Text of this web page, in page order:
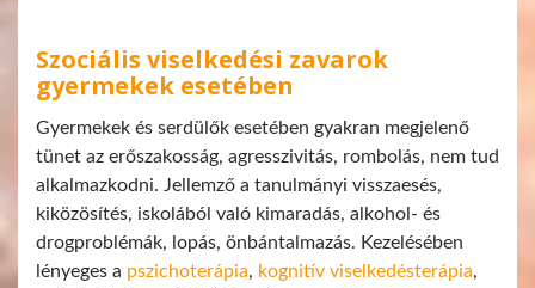
Szociális viselkedési zavarok
gyermekek esetében
Gyermekek és serdülők esetében gyakran megjelenő
tünet az erőszakosság, agresszivitás, rombolás, nem tud
alkalmazkodni. Jellemző a tanulmányi visszaesés,
kiközösítés, iskolából való kimaradás, alkohol- és
drogproblémák, lopás, önbántalmazás. Kezelésében
lényeges a pszichoterápia, kognitív viselkedésterápia,